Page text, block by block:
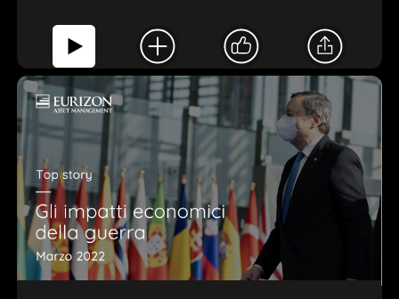
×
5 stars
4 stars
3 stars
2 stars
1 star